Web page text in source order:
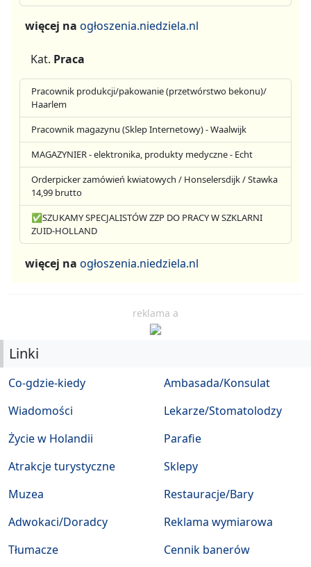
więcej na ogłoszenia.niedziela.nl
Kat. Praca
Pracownik produkcji/pakowanie (przetwórstwo bekonu)/
Haarlem
Pracownik magazynu (Sklep Internetowy) - Waalwijk
MAGAZYNIER - elektronika, produkty medyczne - Echt
Orderpicker zamówień kwiatowych / Honselersdijk / Stawka
14,99 brutto
✅SZUKAMY SPECJALISTÓW ZZP DO PRACY W SZKLARNI
ZUID-HOLLAND
więcej na ogłoszenia.niedziela.nl
reklama a
Linki
Co-gdzie-kiedy
Wiadomości
Życie w Holandii
Atrakcje turystyczne
Muzea
Ambasada/Konsulat
Lekarze/Stomatolodzy
Parafie
Sklepy
Restauracje/Bary
Adwokaci/Doradcy
Tłumacze
Reklama wymiarowa
Cennik banerów